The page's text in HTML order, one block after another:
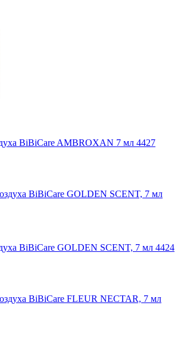
BiBiCare AMBROXAN 7 мл 4427
BiBiCare GOLDEN SCENT, 7 мл 4424